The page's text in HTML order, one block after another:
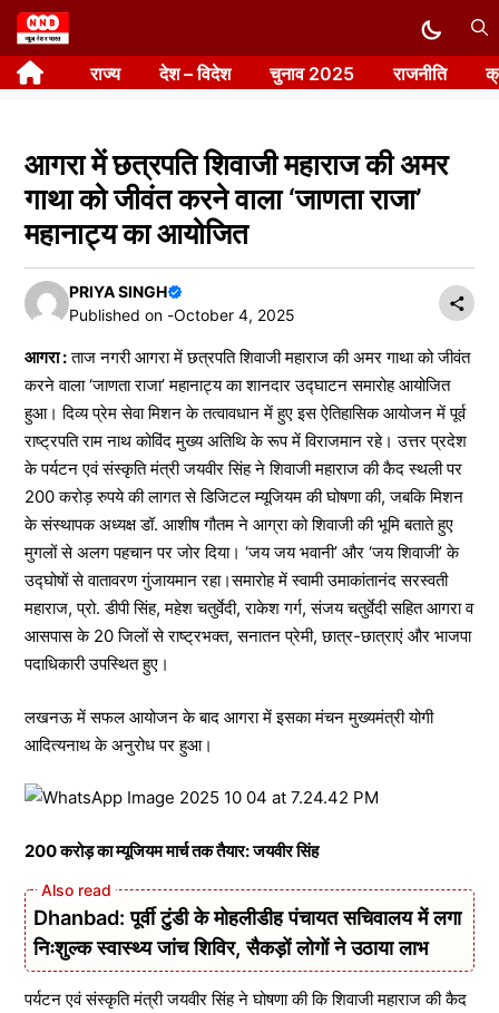
Skip
to
content राज्य देश – विदेश चुनाव 2025 राजनीति
आगरा में छत्रपति शिवाजी महाराज की अमर
गाथा को जीवंत करने वाला ‘जाणता राजा’
महानाट्य का आयोजित
PRIYA SINGH
Published on -October 4, 2025
आगरा :ताज नगरी आगरा में छत्रपति शिवाजी महाराज की अमर गाथा को जीवंत
करने वाला ‘जाणता राजा’ महानाट्य का शानदार उद्घाटन समारोह आयोजित
हुआ। दिव्य प्रेम सेवा मिशन के तत्वावधान में हुए इस ऐतिहासिक आयोजन में पूर्व
राष्ट्रपति राम नाथ कोविंद मुख्य अतिथि के रूप में विराजमान रहे। उत्तर प्रदेश
के पर्यटन एवं संस्कृति मंत्री जयवीर सिंह ने शिवाजी महाराज की कैद स्थली पर
200 करोड़ रुपये की लागत से डिजिटल म्यूजियम की घोषणा की, जबकि मिशन
के संस्थापक अध्यक्ष डॉ. आशीष गौतम ने आग्रा को शिवाजी की भूमि बताते हुए
मुगलों से अलग पहचान पर जोर दिया। ‘जय जय भवानी’ और ‘जय शिवाजी’ के
उद्घोषों से वातावरण गुंजायमान रहा।समारोह में स्वामी उमाकांतानंद सरस्वती
महाराज, प्रो. डीपी सिंह, महेश चतुर्वेदी, राकेश गर्ग, संजय चतुर्वेदी सहित आगरा व
आसपास के 20 जिलों से राष्ट्रभक्त, सनातन प्रेमी, छात्र-छात्राएं और भाजपा
पदाधिकारी उपस्थित हुए।
लखनऊ में सफल आयोजन के बाद आगरा में इसका मंचन मुख्यमंत्री योगी
आदित्यनाथ के अनुरोध पर हुआ।
200 करोड़ का म्यूजियम मार्च तक तैयार: जयवीर सिंह
Dhanbad: पूर्वी टुंडी के मोहलीडीह पंचायत सचिवालय में लगा
निःशुल्क स्वास्थ्य जांच शिविर, सैकड़ों लोगों ने उठाया लाभ
पर्यटन एवं संस्कृति मंत्री जयवीर सिंह ने घोषणा की कि शिवाजी महाराज की कैद